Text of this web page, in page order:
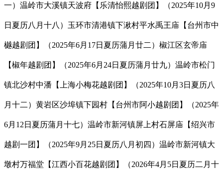
一）温岭市大溪镇天波府【乐清怡熙越剧团】（2025年10月9
日夏历八月十八）玉环市清港镇下湫村平水禹王庙【台州市中
樾越剧团】（2025年6月17日夏历蒲月廿二）椒江区玄帝庙
【椒年越剧团】（2025年6月24日夏历蒲月廿九）温岭市松门
镇北沙村中潘【上海小梅花越剧团】（2025年10月3日夏历八
月十二）黄岩区沙埠镇下园村【台州市阿小越剧团】（2025年
6月12日夏历蒲月十七）温岭市新河镇屏上村石屏庙【绍兴市
越剧一团】（2025年9月25日夏历八月初四）温岭市新河镇大
墩村万福堂【江西小百花越剧团】（2026年4月5日夏历二月十